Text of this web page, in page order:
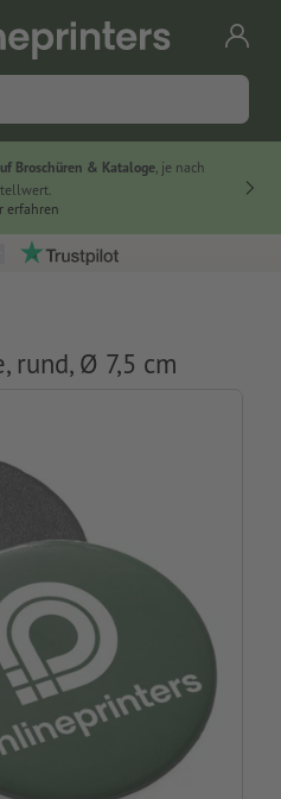
Broschüren & Kataloge, je nach
erfahren
rund, Ø 7,5 cm